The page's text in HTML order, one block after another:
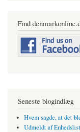
Find
Seneste blogindlæg
Hvem sagde, at det
Udmeldt af